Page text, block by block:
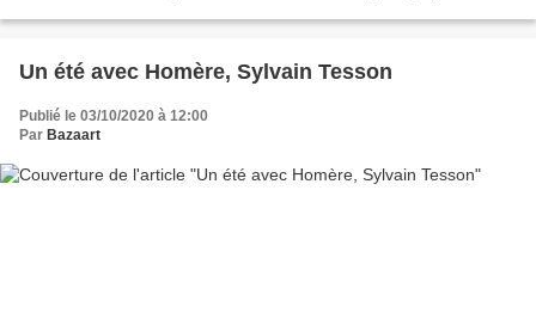
Un été avec Homère, Sylvain Tesson
Publié le 03/10/2020 à 12:00
Par Bazaart